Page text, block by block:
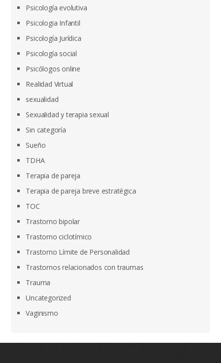
Psicología evolutiva
Psicologia Infantil
Psicología Jurídica
Psicología social
Psicólogos online
Realidad Virtual
sexualidad
Sexualidad y terapia sexual
Sin categoría
Sueño
TDHA
Terapia de pareja
Terapia de pareja breve estratégica
TOC
Trastorno bipolar
Trastorno ciclotímico
Trastorno Límite de Personalidad
Trastornos relacionados con traumas
Trauma
Uncategorized
Vaginismo